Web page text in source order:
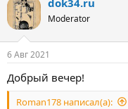
Moderator
6 Авг 2021
Добрый вечер!
Roman178 написал(а):